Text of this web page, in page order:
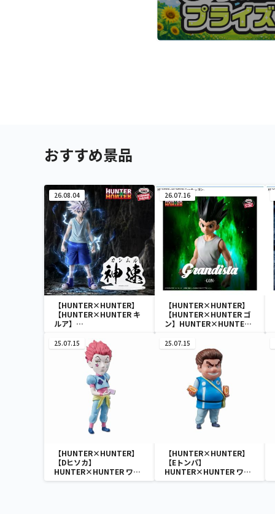
おすすめ景品
26.08.04
【HUNTER×HUNTER】
【HUNTER×HUNTER キ
ルア】
HUNTING ARCHIVES キル
ア 神速
26.07.16
【HUNTER×HUNTER】
【HUNTER×HUNTER ゴ
ン】HUNTER×HUNTER
25.07.15
【HUNTER×HUNTER】
【Dヒソカ】
HUNTER×HUNTER ワー
ルドコレクタブルフィギュ
25.07.15
【HUNTER×HUNTER】
【Eトンパ】
HUNTER×HUNTER ワー
ルドコレクタブルフィギュ